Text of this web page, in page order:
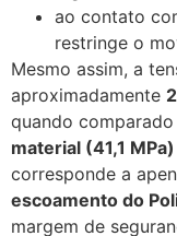
ao contato
restringe o
Mesmo assim, a
aproximadamente
quando comparado
material (41,1 MPa)
corresponde a
escoamento do
margem de